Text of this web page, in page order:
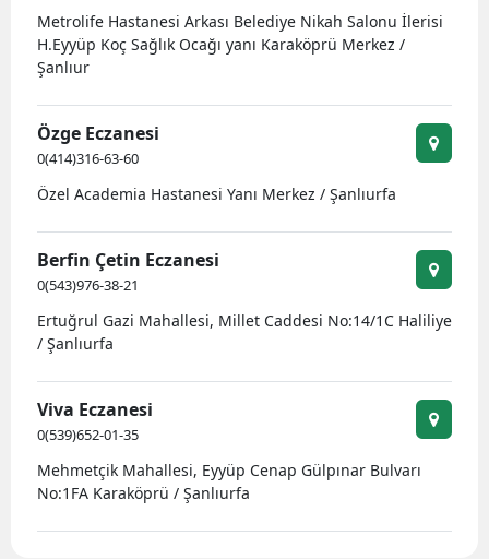
Şanlıurfa
Uşak
Van
Zonguldak
Aksaray
Karaman
Metrolife Hastanesi Arkası Belediye Nikah Salonu İlerisi
H.Eyyüp Koç Sağlık Ocağı yanı Karaköprü Merkez /
Şanlıur
Özge Eczanesi
0(414)316-63-60
Özel Academia Hastanesi Yanı Merkez / Şanlıurfa
Berfin Çetin Eczanesi
0(543)976-38-21
Ertuğrul Gazi Mahallesi, Millet Caddesi No:14/1C Haliliye
/ Şanlıurfa
Viva Eczanesi
0(539)652-01-35
Mehmetçik Mahallesi, Eyyüp Cenap Gülpınar Bulvarı
No:1FA Karaköprü / Şanlıurfa